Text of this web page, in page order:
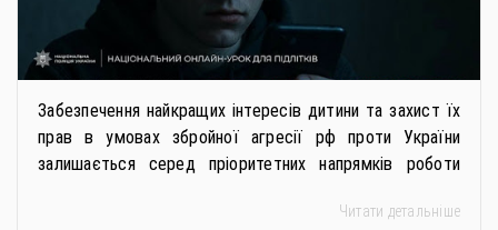
Забезпечення найкращих інтересів дитини та захист їх
прав в умовах збройної агресії рф проти України
залишається серед пріоритетних напрямків роботи
застосовується метод використання дітей у
Читати детальніше